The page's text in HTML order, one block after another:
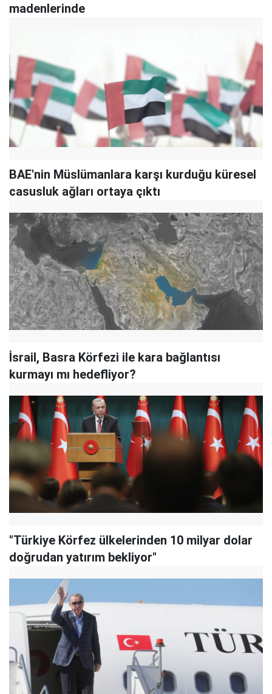
madenlerinde
BAE'nin Müslümanlara karşı kurduğu küresel
casusluk ağları ortaya çıktı
İsrail, Basra Körfezi ile kara bağlantısı
kurmayı mı hedefliyor?
"Türkiye Körfez ülkelerinden 10 milyar dolar
doğrudan yatırım bekliyor"